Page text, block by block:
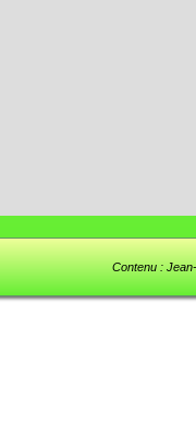
Contenu :